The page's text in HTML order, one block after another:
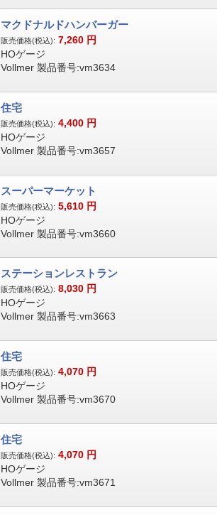
マクドナルドハンバーガー
販売価格(税込): 7,260 円
HOゲージ
Vollmer 製品番号:vm3634
住宅
販売価格(税込): 4,400 円
HOゲージ
Vollmer 製品番号:vm3657
スーパーマーケット
販売価格(税込): 5,610 円
HOゲージ
Vollmer 製品番号:vm3660
ステーションレストラン
販売価格(税込): 8,030 円
HOゲージ
Vollmer 製品番号:vm3663
住宅
販売価格(税込): 4,070 円
HOゲージ
Vollmer 製品番号:vm3670
住宅
販売価格(税込): 4,070 円
HOゲージ
Vollmer 製品番号:vm3671